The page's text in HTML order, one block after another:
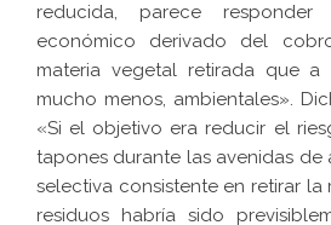
reducida, parece
económico derivado del
materia vegetal retirada que a
mucho menos, ambientales».
«Si el objetivo era reducir el
tapones durante las avenidas de
selectiva consistente en retirar la
residuos habría sido